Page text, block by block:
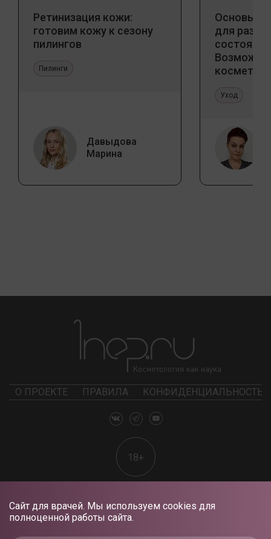
Сайт для врачей. Мы используем cookies для
полноценной работы сайта.
Ретинизация кожи:
готовим кожу к сезону
пилингов
Пилинги
Давыдова
Марина
Основы
для
Уход
О ПРОЕКТЕ ПРАВИЛА КОНФИДЕНЦИАЛЬНОСТЬ
18+